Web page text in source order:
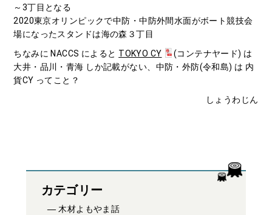
～3丁目となる
2020東京オリンピックで中防・中防外間水面がボート競技会
場になったスタンドは海の森３丁目
ちなみに NACCS によると TOKYO CY
(コンテナヤード) は
大井・品川・青海 しか記載がない、中防・外防(令和島) は 内
貨CY ってこと？
しょうわじん
カテゴリー
木材よもやま話